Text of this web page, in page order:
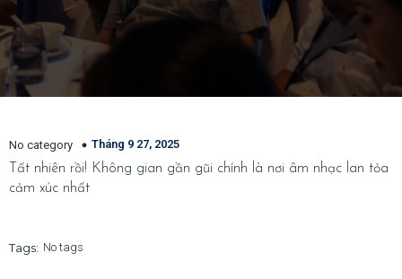
No category Tháng 9 27, 2025
Tất nhiên rồi! Không gian gần gũi chính là nơi âm nhạc lan tỏa
cảm xúc nhất
Tags: No tags